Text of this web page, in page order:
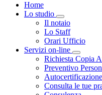
Home
Lo studio
Visualizza
Il notaio
Lo Staff
Orari Ufficio
Servizi on-line
Richiesta Copia
Preventivo
Autocertificazione
Consulta le tue